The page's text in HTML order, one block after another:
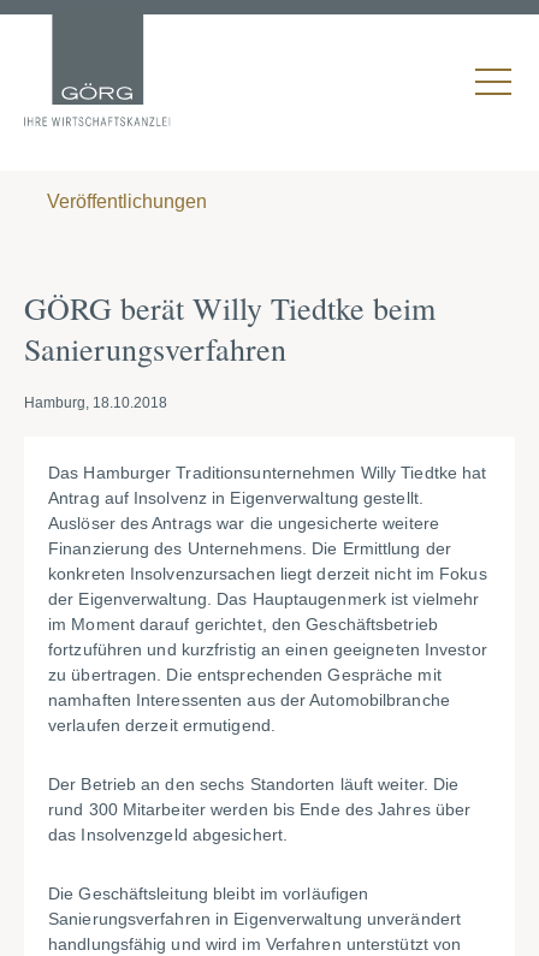
Veröffentlichungen
GÖRG berät Willy Tiedtke beim
Sanierungsverfahren
Hamburg, 18.10.2018
Das Hamburger Traditionsunternehmen Willy Tiedtke hat
Antrag auf Insolvenz in Eigenverwaltung gestellt.
Auslöser des Antrags war die ungesicherte weitere
Finanzierung des Unternehmens. Die Ermittlung der
konkreten Insolvenzursachen liegt derzeit nicht im Fokus
der Eigenverwaltung. Das Hauptaugenmerk ist vielmehr
im Moment darauf gerichtet, den Geschäftsbetrieb
fortzuführen und kurzfristig an einen geeigneten Investor
zu übertragen. Die entsprechenden Gespräche mit
namhaften Interessenten aus der Automobilbranche
verlaufen derzeit ermutigend.
Der Betrieb an den sechs Standorten läuft weiter. Die
rund 300 Mitarbeiter werden bis Ende des Jahres über
das Insolvenzgeld abgesichert.
Die Geschäftsleitung bleibt im vorläufigen
Sanierungsverfahren in Eigenverwaltung unverändert
handlungsfähig und wird im Verfahren unterstützt von